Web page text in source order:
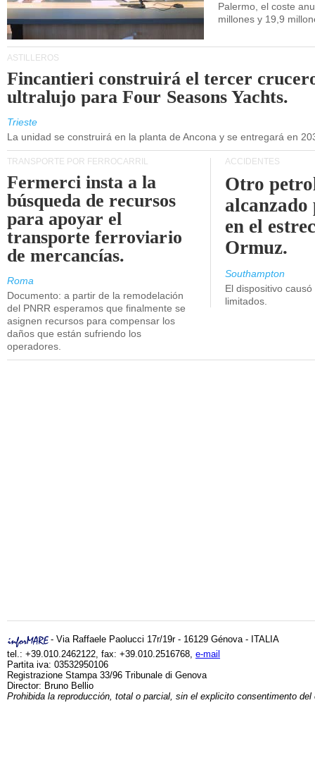
Palermo, el coste
millones y 19,9
ASTILLEROS
Fincantieri construirá el tercer
ultralujo para Four Seasons Yachts.
Trieste
La unidad se construirá en la planta de Ancona y se entregará en
TRANSPORTE POR FERROCARRIL
Fermerci insta a la
búsqueda de recursos
para apoyar el
transporte ferroviario
de mercancías.
Roma
Documento: a partir de la remodelación
del PNRR esperamos que finalmente se
asignen recursos para compensar los
daños que están sufriendo los
operadores.
ACCIDENTES
Otro
en el
Ormuz.
Southampton
El dispositivo
limitados.
- Via Raffaele Paolucci 17r/19r - 16129 Génova - ITALIA
tel.: +39.010.2462122, fax: +39.010.2516768, e-mail
Partita iva: 03532950106
Registrazione Stampa 33/96 Tribunale di Genova
Director: Bruno Bellio
Prohibida la reproducción, total o parcial, sin el explicito consentimento del